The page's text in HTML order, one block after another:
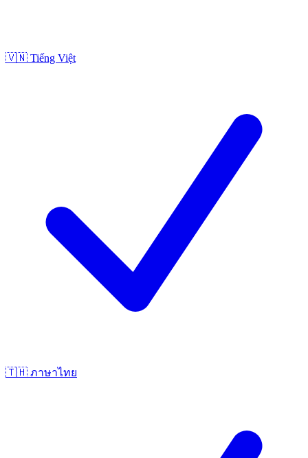
🇻🇳 Tiếng Việt
🇹🇭 ภาษาไทย